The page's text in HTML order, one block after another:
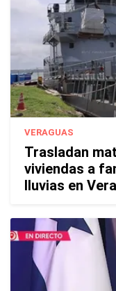
VERAGUAS
Trasladan
viviendas a
lluvias en